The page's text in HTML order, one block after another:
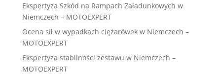
Ekspertyza Szkód na Rampach Załadunkowych w
Niemczech – MOTOEXPERT
Ocena sił w wypadkach ciężarówek w Niemczech –
MOTOEXPERT
Ekspertyza stabilności zestawu w Niemczech –
MOTOEXPERT